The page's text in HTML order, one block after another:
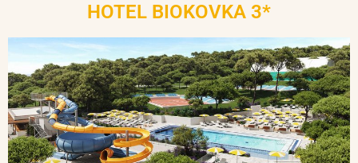
HOTEL BIOKOVKA 3*